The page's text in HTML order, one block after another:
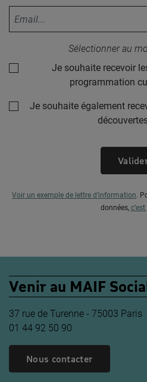
Sélectionner au
Je souhaite recevoir
programmation
Je souhaite également
Voir un exemple de lettre d’information.
données,
Venir au MAIF
37 rue de Turenne - 75003 Paris
01 44 92 50 90
Nous contacter